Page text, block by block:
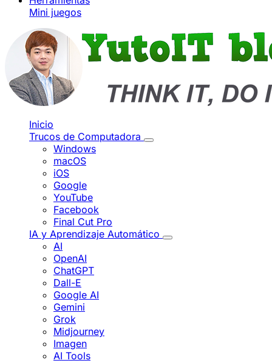
Mini juegos
Inicio
Trucos de Computadora
Windows
macOS
iOS
Google
YouTube
Facebook
Final Cut Pro
IA y Aprendizaje Automático
AI
OpenAI
ChatGPT
Dall-E
Google AI
Gemini
Grok
Midjourney
Imagen
AI Tools